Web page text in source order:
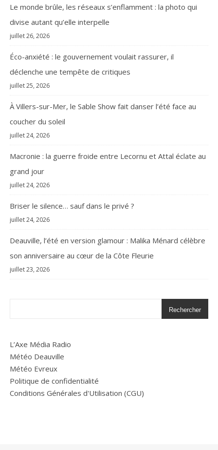
Le monde brûle, les réseaux s’enflamment : la photo qui
divise autant qu’elle interpelle
juillet 26, 2026
Éco-anxiété : le gouvernement voulait rassurer, il
déclenche une tempête de critiques
juillet 25, 2026
À Villers-sur-Mer, le Sable Show fait danser l’été face au
coucher du soleil
juillet 24, 2026
Macronie : la guerre froide entre Lecornu et Attal éclate au
grand jour
juillet 24, 2026
Briser le silence… sauf dans le privé ?
juillet 24, 2026
Deauville, l’été en version glamour : Malika Ménard célèbre
son anniversaire au cœur de la Côte Fleurie
juillet 23, 2026
Rechercher
L’Axe Média Radio
Météo Deauville
Météo Evreux
Politique de confidentialité
Conditions Générales d'Utilisation (CGU)